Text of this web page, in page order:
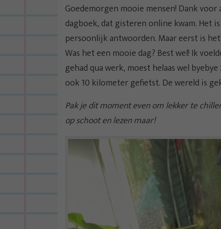
Goedemorgen mooie mensen! Dank
dagboek, dat gisteren online kwam. Het
persoonlijk antwoorden. Maar eerst is
Was het een mooie dag? Best wel! Ik
gehad qua werk, moest helaas wel
ook 10 kilometer gefietst. De wereld is
Pak je dit moment even om lekker te
op schoot en lezen maar!